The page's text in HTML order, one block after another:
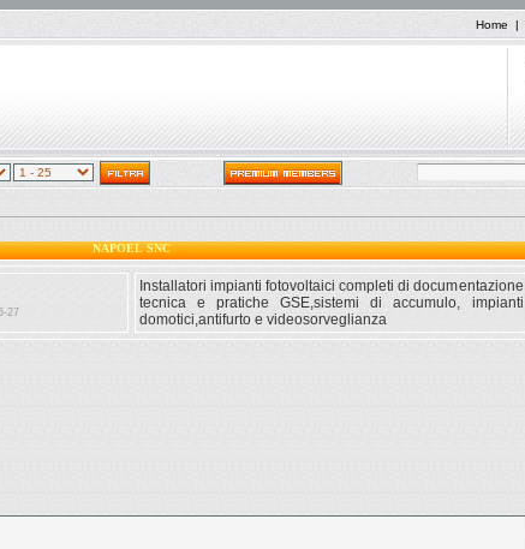
Home |
NAPOEL SNC
27
Installatori impianti fotovoltaici completi di documentazione
tecnica e pratiche GSE,sistemi di accumulo, impianti
domotici,antifurto e videosorveglianza